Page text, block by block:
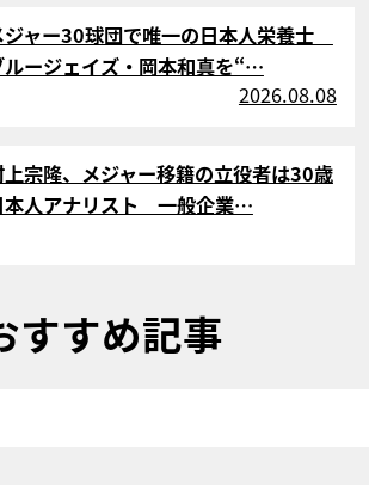
イル
ジャー30球団で唯一の日本人栄養士
ルージェイズ・岡本和真を“…
2026.08.08
イル
宗隆、メジャー移籍の立役者は30歳
本人アナリスト 一般企業…
すすめ記事